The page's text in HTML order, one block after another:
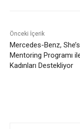
Önceki İçerik
Mercedes-Benz, She’s
Mentoring Programı
Kadınları Destekliyor